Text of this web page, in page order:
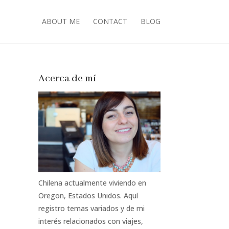
ABOUT ME CONTACT BLOG
Acerca de mí
Chilena actualmente viviendo en
Oregon, Estados Unidos. Aquí
registro temas variados y de mi
interés relacionados con viajes,